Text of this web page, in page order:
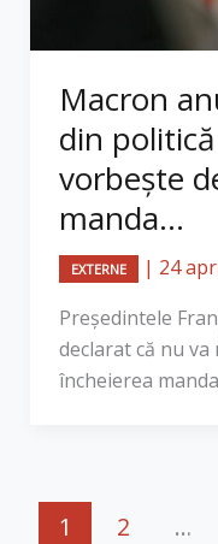
Macron
din
vorbește
manda...
EXTERNE | 24
Președintele
declarat că nu
încheierea
1 2 …